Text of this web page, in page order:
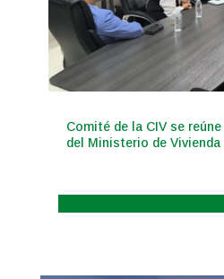
Comité de la CIV se
del Ministerio de Vivienda